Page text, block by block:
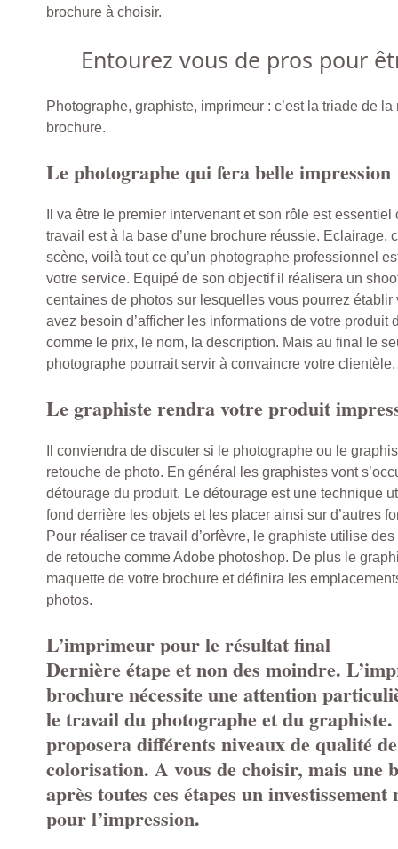
brochure à choisir.
Entourez vous de pros pour
Photographe, graphiste, imprimeur : c’est la triade de
brochure.
Le photographe qui fera belle impression
Il va être le premier intervenant et son rôle est
travail est à la base d’une brochure réussie. Eclairage,
scène, voilà tout ce qu’un photographe professionnel
votre service. Equipé de son objectif il réalisera un
centaines de photos sur lesquelles vous pourrez établir
avez besoin d’afficher les informations de votre produit
comme le prix, le nom, la description. Mais au final le
photographe pourrait servir à convaincre votre clientèle.
Le graphiste rendra votre produit
Il conviendra de discuter si le photographe ou le
retouche de photo. En général les graphistes vont
détourage du produit. Le détourage est une technique
fond derrière les objets et les placer ainsi sur d’autres
Pour réaliser ce travail d’orfèvre, le graphiste utilise
de retouche comme Adobe photoshop. De plus le
maquette de votre brochure et définira les
photos.
L’imprimeur pour le résultat final
Dernière étape et non des moindre.
brochure nécessite une attention
le travail du photographe et du
proposera différents niveaux de qualité
colorisation. A vous de choisir, mais une
après toutes ces étapes un investissement
pour l’impression.